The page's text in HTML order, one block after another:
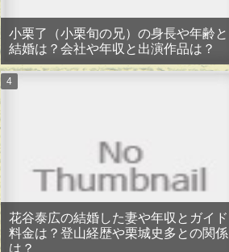
小栗了（小栗旬の兄）の身長や年齢と
結婚は？会社や年収と出演作品は？
花谷泰広の結婚した妻や年収とガイド
料金は？登山経歴や栗城史多との関係
は？